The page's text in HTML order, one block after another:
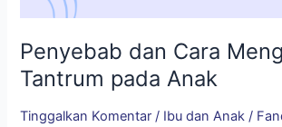
Penyebab dan Cara
Tantrum pada Anak
Tinggalkan Komentar / Ibu dan Anak /